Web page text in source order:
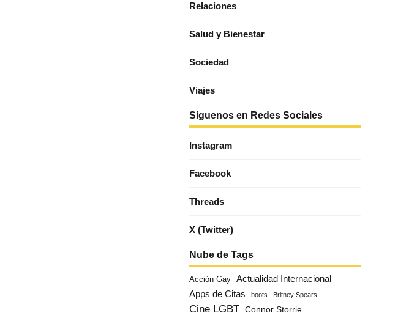
Relaciones
Salud y Bienestar
Sociedad
Viajes
Síguenos en Redes Sociales
Instagram
Facebook
Threads
X (Twitter)
Nube de Tags
Acción Gay
Actualidad Internacional
Apps de Citas
boots Britney Spears
Cine LGBT Connor Storrie